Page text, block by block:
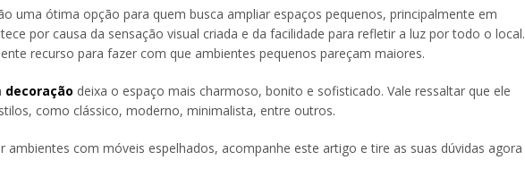
uma ótima opção para quem busca ampliar espaços pequenos, principalmente em
por causa da sensação visual criada e da facilidade para refletir a luz por todo o local.
recurso para fazer com que ambientes pequenos pareçam maiores.
decoração deixa o espaço mais charmoso, bonito e sofisticado. Vale ressaltar que ele
como clássico, moderno, minimalista, entre outros.
ambientes com móveis espelhados, acompanhe este artigo e tire as suas dúvidas agora